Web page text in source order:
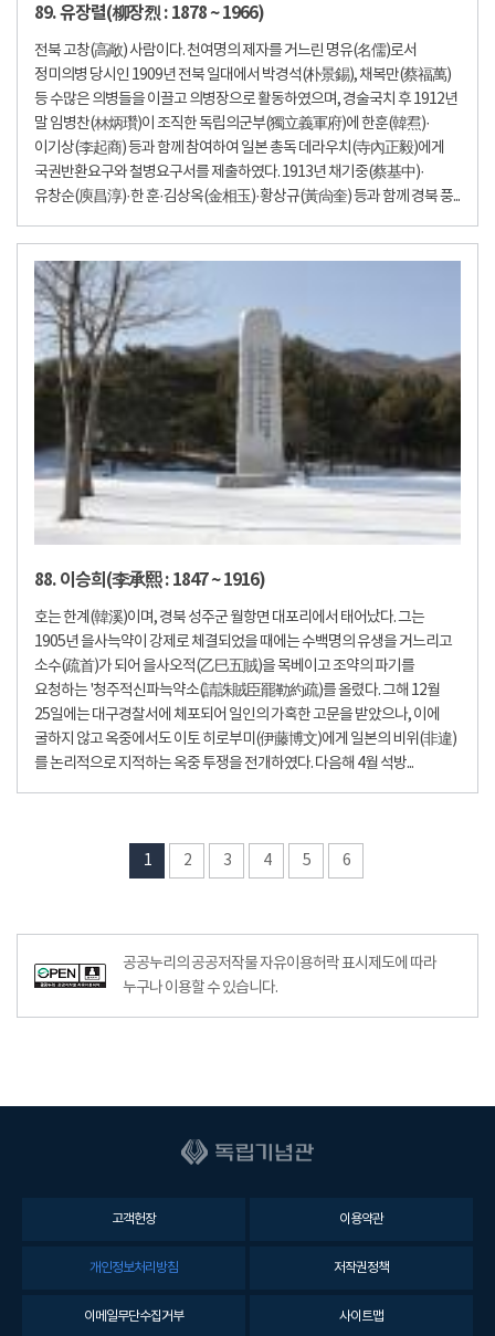
89. 유장렬(柳장烈 : 1878 ~ 1966)
전북 고창(高敞) 사람이다. 천여명의 제자를 거느린 명유(名儒)로서
정미의병 당시인 1909년 전북 일대에서 박경석(朴景錫), 채복만(蔡福萬)
등 수많은 의병들을 이끌고 의병장으로 활동하였으며, 경술국치 후 1912년
말 임병찬(林炳瓚)이 조직한 독립의군부(獨立義軍府)에 한훈(韓焄)·
이기상(李起商) 등과 함께 참여하여 일본 총독 데라우치(寺內正毅)에게
국권반환요구와 철병요구서를 제출하였다. 1913년 채기중(蔡基中)·
유창순(庾昌淳)·한 훈·김상옥(金相玉)·황상규(黃尙奎) 등과 함께 경북 풍...
88. 이승희(李承熙 : 1847 ~ 1916)
호는 한계(韓溪)이며, 경북 성주군 월항면 대포리에서 태어났다. 그는
1905년 을사늑약이 강제로 체결되었을 때에는 수백명의 유생을 거느리고
소수(疏首)가 되어 을사오적(乙巳五賊)을 목베이고 조약의 파기를
요청하는 '청주적신파늑약소(請誅賊臣罷勒約疏)를 올렸다. 그해 12월
25일에는 대구경찰서에 체포되어 일인의 가혹한 고문을 받았으나, 이에
굴하지 않고 옥중에서도 이토 히로부미(伊藤博文)에게 일본의 비위(非違)
를 논리적으로 지적하는 옥중 투쟁을 전개하였다. 다음해 4월 석방...
1 2 3 4 5 6
공공누리의 공공저작물 자유이용허락 표시제도에 따라
누구나 이용할 수 있습니다.
고객헌장 이용약관
개인정보처리방침 저작권정책
이메일무단수집거부 사이트맵